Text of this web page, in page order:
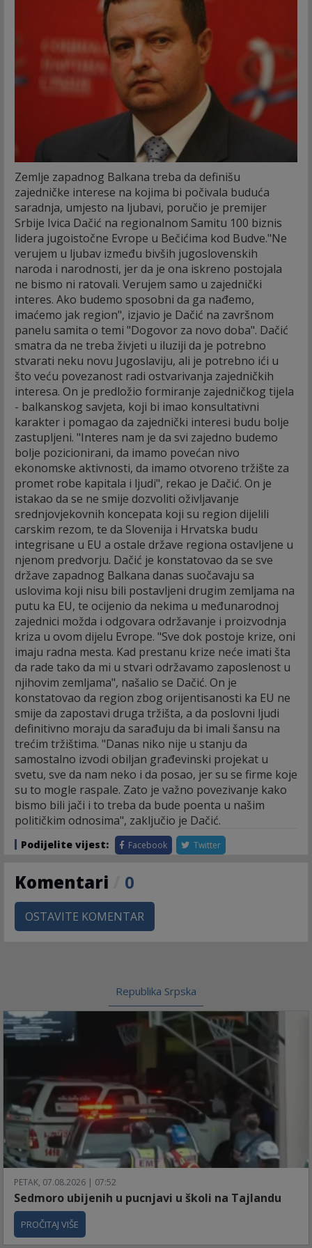
Zemlje zapadnog Balkana treba da definišu
zajedničke interese na kojima bi počivala buduća
saradnja, umjesto na ljubavi, poručio je premijer
Srbije Ivica Dačić na regionalnom Samitu 100 biznis
lidera jugoistočne Evrope u Bečićima kod Budve."Ne
verujem u ljubav između bivših jugoslovenskih
naroda i narodnosti, jer da je ona iskreno postojala
ne bismo ni ratovali. Verujem samo u zajednički
interes. Ako budemo sposobni da ga nađemo,
imaćemo jak region", izjavio je Dačić na završnom
panelu samita o temi "Dogovor za novo doba". Dačić
smatra da ne treba živjeti u iluziji da je potrebno
stvarati neku novu Jugoslaviju, ali je potrebno ići u
što veću povezanost radi ostvarivanja zajedničkih
interesa. On je predložio formiranje zajedničkog tijela
- balkanskog savjeta, koji bi imao konsultativni
karakter i pomagao da zajednički interesi budu bolje
zastupljeni. "Interes nam je da svi zajedno budemo
bolje pozicionirani, da imamo povećan nivo
ekonomske aktivnosti, da imamo otvoreno tržište za
promet robe kapitala i ljudi", rekao je Dačić. On je
istakao da se ne smije dozvoliti oživljavanje
srednjovjekovnih koncepata koji su region dijelili
carskim rezom, te da Slovenija i Hrvatska budu
integrisane u EU a ostale države regiona ostavljene u
njenom predvorju. Dačić je konstatovao da se sve
države zapadnog Balkana danas suočavaju sa
uslovima koji nisu bili postavljeni drugim zemljama na
putu ka EU, te ocijenio da nekima u međunarodnoj
zajednici možda i odgovara održavanje i proizvodnja
kriza u ovom dijelu Evrope. "Sve dok postoje krize, oni
imaju radna mesta. Kad prestanu krize neće imati šta
da rade tako da mi u stvari održavamo zaposlenost u
njihovim zemljama", našalio se Dačić. On je
konstatovao da region zbog orijentisanosti ka EU ne
smije da zapostavi druga tržišta, a da poslovni ljudi
definitivno moraju da sarađuju da bi imali šansu na
trećim tržištima. "Danas niko nije u stanju da
samostalno izvodi obiljan građevinski projekat u
svetu, sve da nam neko i da posao, jer su se firme koje
su to mogle raspale. Zato je važno povezivanje kako
bismo bili jači i to treba da bude poenta u našim
političkim odnosima", zaključio je Dačić.
Podijelite vijest: Facebook Twitter
Komentari 0
OSTAVITE KOMENTAR
Republika Srpska
PETAK, 07.08.2026 | 07:52
Sedmoro ubijenih u pucnjavi u školi na Tajlandu
PROČITAJ VIŠE